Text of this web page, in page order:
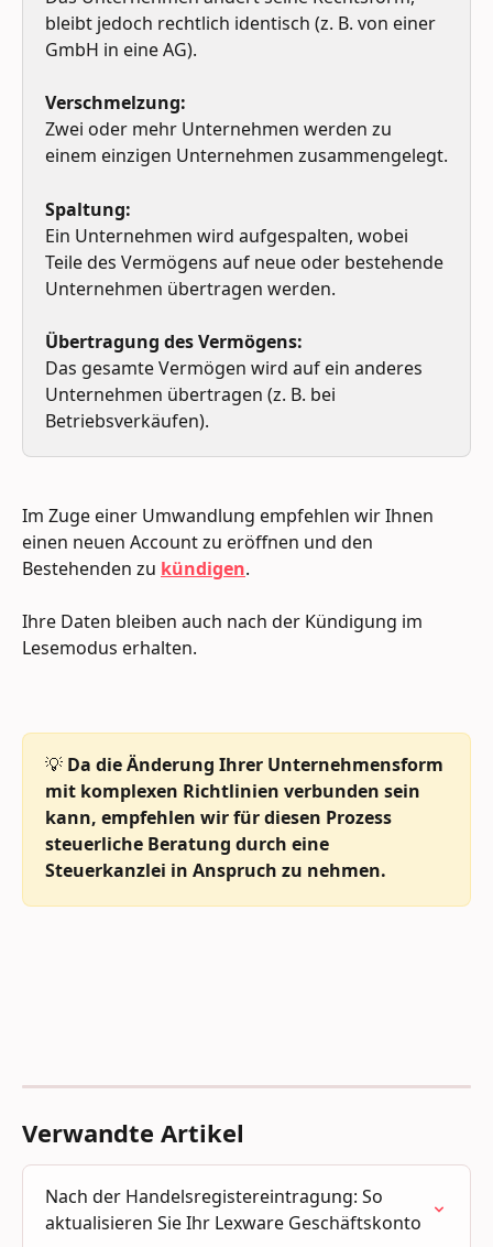
bleibt jedoch rechtlich identisch (z. B. von einer
GmbH in eine AG).
Verschmelzung:
Zwei oder mehr Unternehmen werden zu
einem einzigen Unternehmen zusammengelegt.
Spaltung:
Ein Unternehmen wird aufgespalten, wobei
Teile des Vermögens auf neue oder bestehende
Unternehmen übertragen werden.
Übertragung des Vermögens:
Das gesamte Vermögen wird auf ein anderes
Unternehmen übertragen (z. B. bei
Betriebsverkäufen).
Im Zuge einer Umwandlung empfehlen wir Ihnen
einen neuen Account zu eröffnen und den
Bestehenden zu kündigen.
Ihre Daten bleiben auch nach der Kündigung im
Lesemodus erhalten.
💡 Da die Änderung Ihrer Unternehmensform
mit komplexen Richtlinien verbunden sein
kann, empfehlen wir für diesen Prozess
steuerliche Beratung durch eine
Steuerkanzlei in Anspruch zu nehmen.
Verwandte Artikel
Nach der Handelsregistereintragung: So
aktualisieren Sie Ihr Lexware Geschäftskonto